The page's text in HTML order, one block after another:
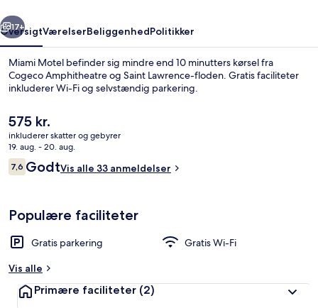
Næste
17+
OversigtVærelserBeliggenhedPolitikker
Miami Motel befinder sig mindre end 10 minutters kørsel fra
Cogeco Amphitheatre og Saint Lawrence-floden. Gratis faciliteter
inkluderer Wi-Fi og selvstændig parkering.
Den
nuværende
pris
er
575 kr.
575 kr.
inkluderer skatter og gebyrer
19. aug. - 20. aug.
Anmeldelser
7,67,6 ud af 10.
GodtVis alle 33 anmeldelser
Populære faciliteter
Gratis parkering
Gratis Wi-Fi
Vis alle
Primære faciliteter (2)